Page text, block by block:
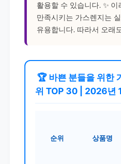
활용할 수 있습니다. ✨
만족시키는 가스렌지는
유용합니다. 따라서 오래
🏆 바쁜 분들을 위한
위 TOP 30 | 2026년
순위 상품명